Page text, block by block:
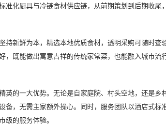
准化厨具与冷链食材供应链，从前期策划到后期收尾
新鲜为本，精选本地优质食材，透明采购可随时查
，既能做出寓意吉祥的传统家常菜，也能融入城市流
的一大优势。无论是自家庭院、村头空地，还是乡
备，无需主家额外操心。同时，服务团队以酒店式标
的服务体验。